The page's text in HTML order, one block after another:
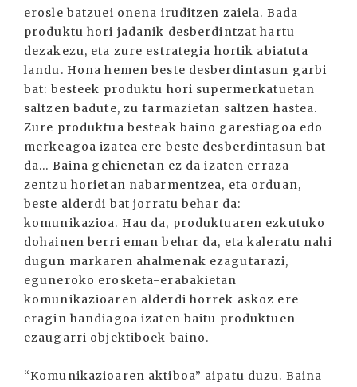
erosle batzuei onena iruditzen zaiela. Bada
produktu hori jadanik desberdintzat hartu
dezakezu, eta zure estrategia hortik abiatuta
landu. Hona hemen beste desberdintasun garbi
bat: besteek produktu hori supermerkatuetan
saltzen badute, zu farmazietan saltzen hastea.
Zure produktua besteak baino garestiagoa edo
merkeagoa izatea ere beste desberdintasun bat
da... Baina gehienetan ez da izaten erraza
zentzu horietan nabarmentzea, eta orduan,
beste alderdi bat jorratu behar da:
komunikazioa. Hau da, produktuaren ezkutuko
dohainen berri eman behar da, eta kaleratu nahi
dugun markaren ahalmenak ezagutarazi,
eguneroko erosketa-erabakietan
komunikazioaren alderdi horrek askoz ere
eragin handiagoa izaten baitu produktuen
ezaugarri objektiboek baino.
“Komunikazioaren aktiboa” aipatu duzu. Baina